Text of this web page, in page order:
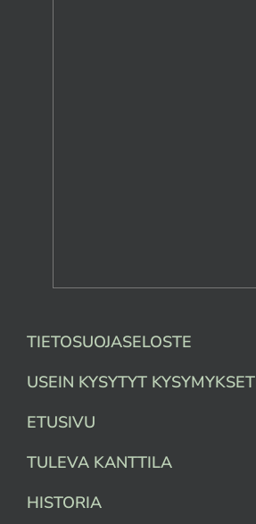
TIETOSUOJASELOSTE
USEIN KYSYTYT KYSYMYKSET
ETUSIVU
TULEVA KANTTILA
HISTORIA